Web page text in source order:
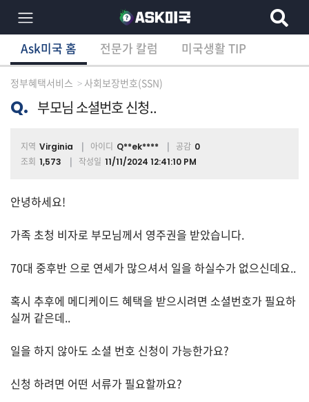
×
분
별
상
담
체
이
민/
자
법
Ask미국 홈 전문가 칼럼 미국생활 TIP
Ask미국 홈 전문가 칼럼 미국생활 TIP
정부혜택서비스 사회보장번호(SSN)
Q. 부모님 소셜번호 신청..
지역 Virginia 아이디 Q**ek**** 공감 0
조회 1,573 작성일 11/11/2024 12:41:10 PM
안녕하세요!
가족 초청 비자로 부모님께서 영주권을 받았습니다.
70대 중후반 으로 연세가 많으셔서 일을 하실수가 없으신데요..
혹시 추후에 메디케이드 혜택을 받으시려면 소셜번호가 필요하
실꺼 같은데..
일을 하지 않아도 소셜 번호 신청이 가능한가요?
신청 하려면 어떤 서류가 필요할까요?